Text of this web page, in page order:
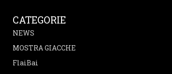
CATEGORIE
NEWS
MOSTRA GIACCHE
FlaiBai